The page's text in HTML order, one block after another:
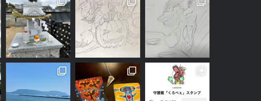
のLINEスタンプが完成しました
本当は